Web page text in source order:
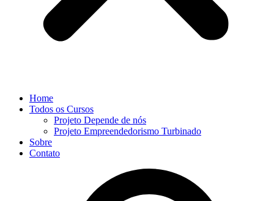
Home
Todos os Cursos
Projeto Depende de nós
Projeto Empreendedorismo Turbinado
Sobre
Contato